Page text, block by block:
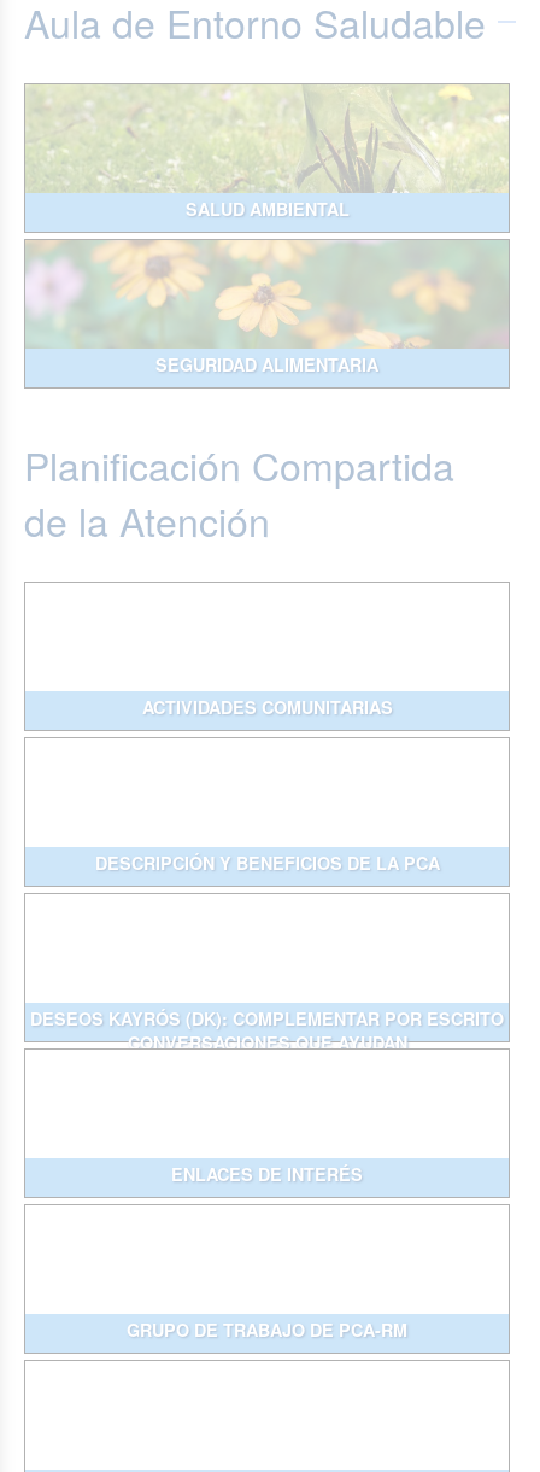
Aula de Entorno Saludable
SALUD AMBIENTAL
SEGURIDAD ALIMENTARIA
Planificación Compartida
de la Atención
ACTIVIDADES COMUNITARIAS
DESCRIPCIÓN Y BENEFICIOS DE LA PCA
DESEOS KAYRÓS (DK): COMPLEMENTAR POR ESCRITO
CONVERSACIONES QUE AYUDAN
ENLACES DE INTERÉS
GRUPO DE TRABAJO DE PCA-RM